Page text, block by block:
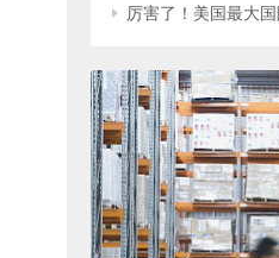
厉害了！美国最大